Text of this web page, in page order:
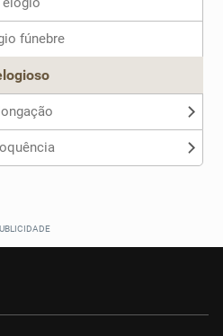
me ajudou
fúnebre